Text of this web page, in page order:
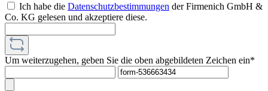
Ich habe die Datenschutzbestimmungen der Firmenich GmbH &
Co. KG gelesen und akzeptiere diese.
Um weiterzugehen, geben Sie die oben abgebildeten Zeichen ein*